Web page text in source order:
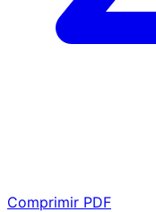
Comprimir PDF